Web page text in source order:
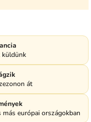
küldünk
át
európai országokban